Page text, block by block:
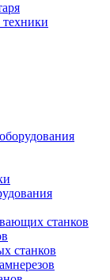
техники
станков
станков